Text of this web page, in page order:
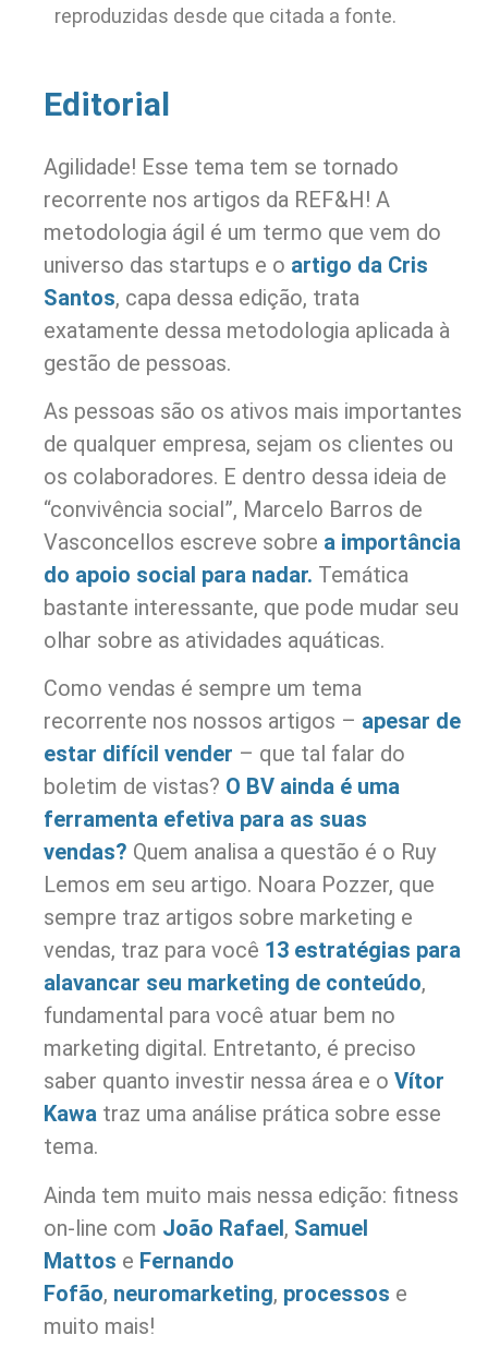
reproduzidas desde que citada a fonte.
Editorial
Agilidade! Esse tema tem se tornado
recorrente nos artigos da REF&H! A
metodologia ágil é um termo que vem do
universo das startups e o artigo da Cris
Santos, capa dessa edição, trata
exatamente dessa metodologia aplicada à
gestão de pessoas.
As pessoas são os ativos mais importantes
de qualquer empresa, sejam os clientes ou
os colaboradores. E dentro dessa ideia de
“convivência social”, Marcelo Barros de
Vasconcellos escreve sobre a importância
do apoio social para nadar. Temática
bastante interessante, que pode mudar seu
olhar sobre as atividades aquáticas.
Como vendas é sempre um tema
recorrente nos nossos artigos – apesar de
estar difícil vender – que tal falar do
boletim de vistas? O BV ainda é uma
ferramenta efetiva para as suas
vendas? Quem analisa a questão é o Ruy
Lemos em seu artigo. Noara Pozzer, que
sempre traz artigos sobre marketing e
vendas, traz para você 13 estratégias para
alavancar seu marketing de conteúdo,
fundamental para você atuar bem no
marketing digital. Entretanto, é preciso
saber quanto investir nessa área e o Vítor
Kawa traz uma análise prática sobre esse
tema.
Ainda tem muito mais nessa edição: fitness
on-line com João Rafael, Samuel
Mattos e Fernando
Fofão, neuromarketing, processos e
muito mais!